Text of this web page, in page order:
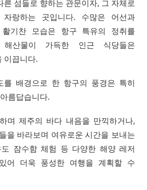
른 섬들로 향하는 관문이자, 그 자체로
랑하는 곳입니다. 수많은 어선과
기찬 모습은 항구 특유의 정취를
산물이 가득한 인근 식당들은
이끕니다.
를 배경으로 한 항구의 풍경은 특히
름답습니다.
며 제주의 바다 내음을 만끽하거나,
을 바라보며 여유로운 시간을 보내는
잠수함 체험 등 다양한 해양 레저
어 더욱 풍성한 여행을 계획할 수